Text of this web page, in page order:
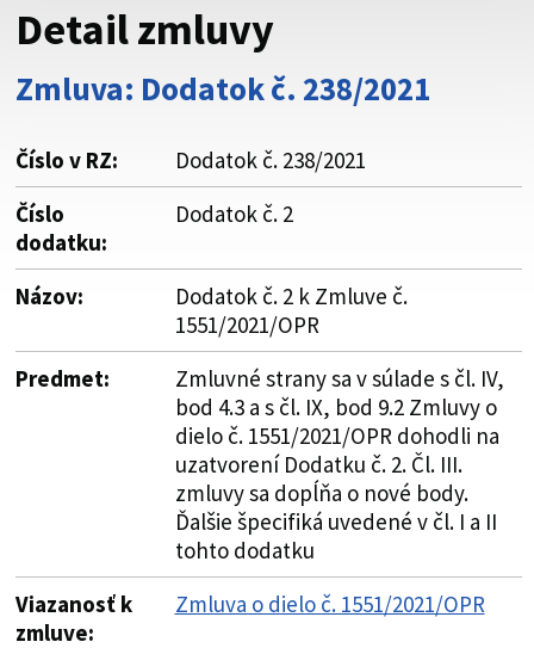
Buďte pozorní a vždy sa uistite, že zdieľate informácie iba
cez zabezpečenú webovú stránku. Zabezpečená stránka
vždy začína https:// pred názvom domény webového sídla.
Detail zmluvy
Zmluva: Dodatok č. 238/2021
Číslo v RZ:
Dodatok č. 238/2021
Číslo
dodatku:
Dodatok č. 2
Názov:
Dodatok č. 2 k Zmluve č.
1551/2021/OPR
Predmet:
Zmluvné strany sa v súlade s čl. IV,
bod 4.3 a s čl. IX, bod 9.2 Zmluvy o
dielo č. 1551/2021/OPR dohodli na
uzatvorení Dodatku č. 2. Čl. III.
zmluvy sa dopĺňa o nové body.
Ďalšie špecifiká uvedené v čl. I a II
tohto dodatku
Viazanosť k
zmluve:
Zmluva o dielo č. 1551/2021/OPR